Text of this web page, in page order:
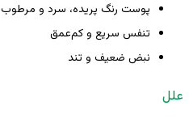
پوست رنگ پریده، سرد و مرطوب
تنفس سریع و کم‌عمق
نبض ضعیف و تند
علل